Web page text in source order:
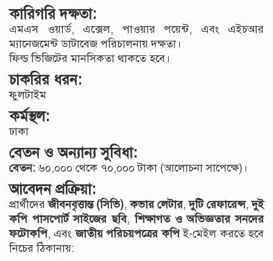
কারিগরি দক্ষতা:
এমএস ওয়ার্ড, এক্সেল, পাওয়ার পয়েন্ট, এবং এইচআর
ম্যানেজমেন্ট ডাটাবেজ পরিচালনায় দক্ষতা।
ফিল্ড ভিজিটের মানসিকতা থাকতে হবে।
চাকরির ধরন:
ফুলটাইম
কর্মস্থল:
ঢাকা
বেতন ও অন্যান্য সুবিধা:
বেতন:৬০,০০০ থেকে ৭০,০০০ টাকা (আলোচনা সাপেক্ষে)।
আবেদন প্রক্রিয়া:
প্রার্থীদেরজীবনবৃত্তান্ত (সিভি),কভার লেটার,দুটি রেফারেন্স,দুই
কপি পাসপোর্ট সাইজের ছবি,শিক্ষাগত ও অভিজ্ঞতার সনদের
ফটোকপি, এবংজাতীয় পরিচয়পত্রের কপিই-মেইল করতে হবে
নিচের ঠিকানায়: